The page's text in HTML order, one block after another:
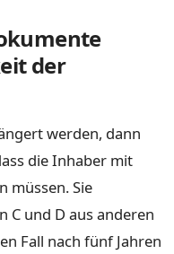
der
werden, dann
die Inhaber mit
müssen. Sie
C und D aus anderen
Fall nach fünf Jahren